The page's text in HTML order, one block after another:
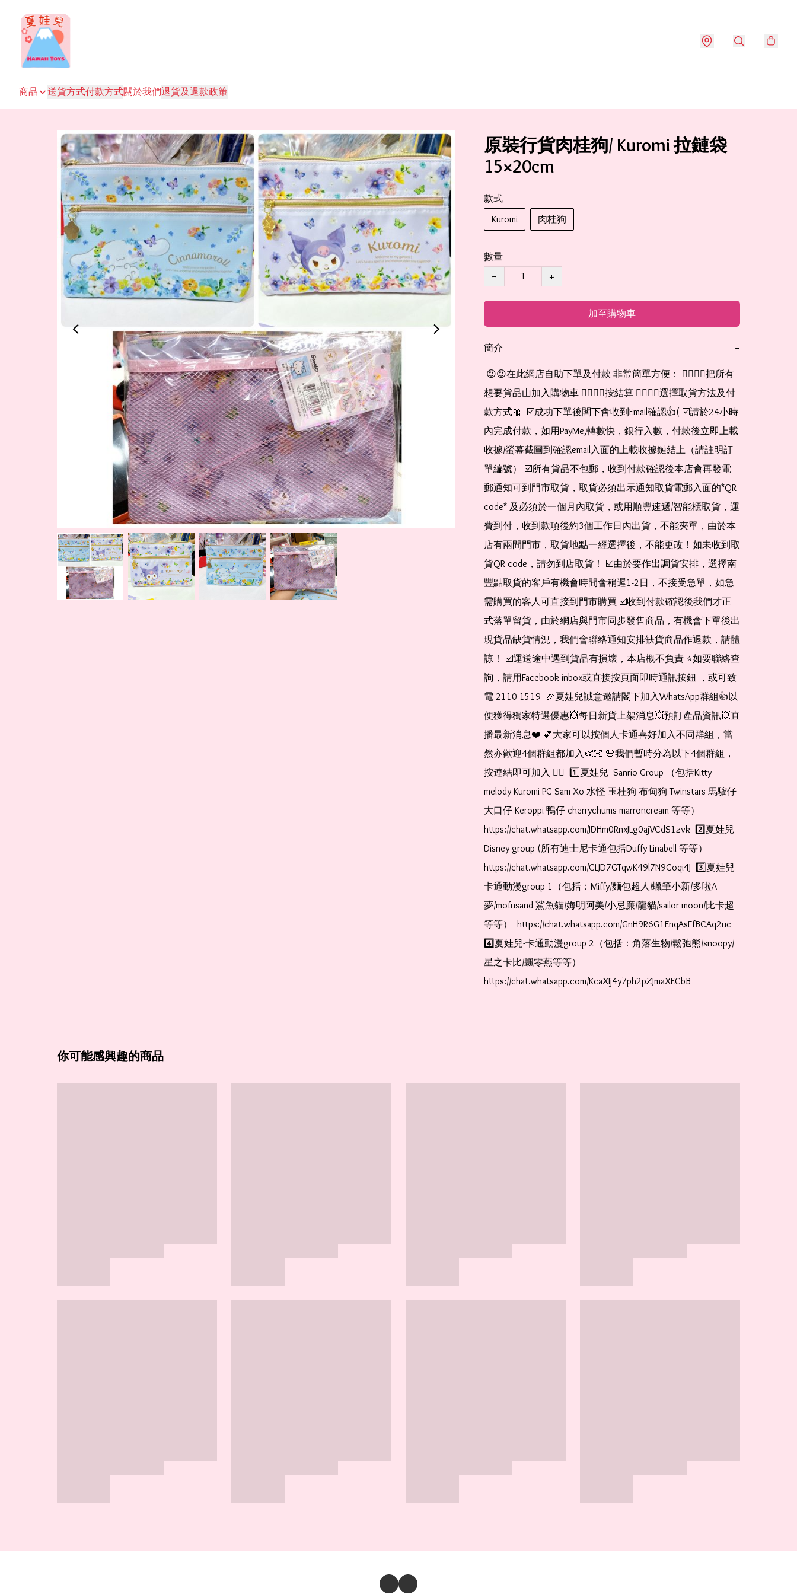
商品 送貨方式付款方式關於我們退貨及退款政策
原裝行貨肉桂狗/ Kuromi 拉鏈袋
15×20cm
款式
Kuromi
肉桂狗
數量
−
+
加至購物車
簡介 −
想要貨品山加入購物車 👉🏻👉🏻按結算 👉🏻👉🏻選擇取貨方法及付
款方式🎀  ☑️成功下單後閣下會收到Email確認👍( ☑️請於24小時
內完成付款，如用PayMe,轉數快，銀行入數，付款後立即上載
收據/螢幕截圖到確認email入面的上載收據鏈結上（請註明訂
單編號） ☑️所有貨品不包郵，收到付款確認後本店會再發電
郵通知可到門市取貨，取貨必須出示通知取貨電郵入面的*QR
code* 及必須於一個月內取貨，或用順豐速遞/智能櫃取貨，運
費到付，收到款項後約3個工作日內出貨，不能夾單，由於本
店有兩間門市，取貨地點一經選擇後，不能更改！如未收到取
貨QR code，請勿到店取貨！ ☑️由於要作出調貨安排，選擇南
豐點取貨的客戶有機會時間會稍遲1-2日，不接受急單，如急
需購買的客人可直接到門市購買 ☑️收到付款確認後我們才正
式落單留貨，由於網店與門市同步發售商品，有機會下單後出
現貨品缺貨情況，我們會聯絡通知安排缺貨商品作退款，請體
諒！ ☑️運送途中遇到貨品有損壞，本店概不負責 ⭐️如要聯絡查
詢，請用Facebook inbox或直接按頁面即時通訊按鈕 ，或可致
電 2110 1519  🎉夏娃兒誠意邀請閣下加入WhatsApp群組👍以
便獲得獨家特選優惠💥每日新貨上架消息💥預訂產品資訊💥直
播最新消息❤️ 💕大家可以按個人卡通喜好加入不同群組，當
然亦歡迎4個群組都加入👏🏻 🌸我們暫時分為以下4個群組，
按連結即可加入 👇🏻  1️⃣夏娃兒 -Sanrio Group （包括Kitty
melody Kuromi PC Sam Xo 水怪 玉桂狗 布甸狗 Twinstars 馬騮仔
大口仔 Keroppi 鴨仔 cherrychums marroncream 等等）
https://chat.whatsapp.com/JDHm0RnxJLg0ajVCdS1zvk  2️⃣夏娃兒 -
Disney group (所有迪士尼卡通包括Duffy Linabell 等等）
https://chat.whatsapp.com/CLJD7GTqwK49l7N9Coqi4J  3️⃣夏娃兒-
卡通動漫group 1（包括：Miffy/麵包超人/蠟筆小新/多啦A
夢/mofusand 鯊魚貓/娒明阿美/小忌廉/龍貓/sailor moon/比卡超
等等）  https://chat.whatsapp.com/GnH9R6G1EnqAsFfBCAq2uc
4️⃣夏娃兒-卡通動漫group 2（包括：角落生物/鬆弛熊/snoopy/
星之卡比/飄零燕等等）
https://chat.whatsapp.com/KcaXIj4y7ph2pZJmaXECbB
你可能感興趣的商品